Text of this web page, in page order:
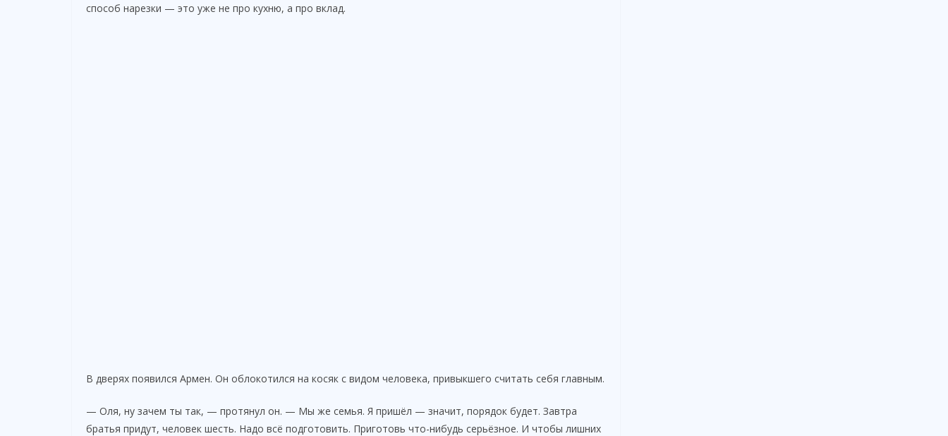
способ нарезки — это уже не про кухню, а про вклад.
В дверях появился Армен. Он облокотился на косяк с видом человека, привыкшего считать себя главным.
— Оля, ну зачем ты так, — протянул он. — Мы же семья. Я пришёл — значит, порядок будет. Завтра
братья придут, человек шесть. Надо всё подготовить. Приготовь что-нибудь серьёзное. И чтобы лишних